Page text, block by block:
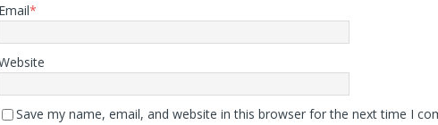
Email*
Save my name, email, and website in this browser for the next time I